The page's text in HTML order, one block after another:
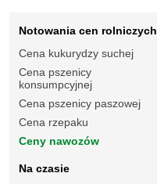
Notowania cen rolniczych
Cena kukurydzy suchej
Cena pszenicy
konsumpcyjnej
Cena pszenicy paszowej
Cena rzepaku
Ceny nawozów
Na czasie